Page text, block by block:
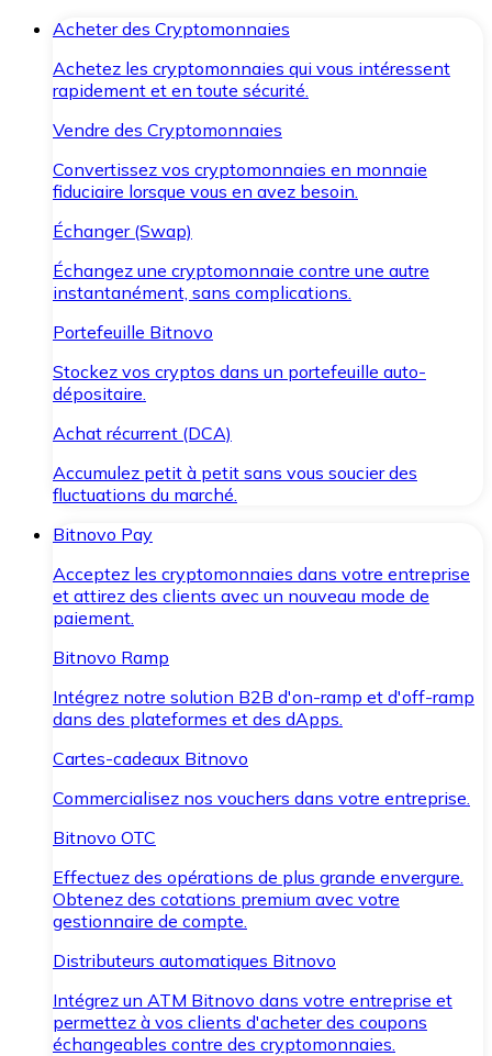
Acheter des Cryptomonnaies
Achetez les cryptomonnaies qui vous intéressent
rapidement et en toute sécurité.
Vendre des Cryptomonnaies
Convertissez vos cryptomonnaies en monnaie
fiduciaire lorsque vous en avez besoin.
Échanger (Swap)
Échangez une cryptomonnaie contre une autre
instantanément, sans complications.
Portefeuille Bitnovo
Stockez vos cryptos dans un portefeuille auto-
dépositaire.
Achat récurrent (DCA)
Accumulez petit à petit sans vous soucier des
fluctuations du marché.
Bitnovo Pay
Acceptez les cryptomonnaies dans votre entreprise
et attirez des clients avec un nouveau mode de
paiement.
Bitnovo Ramp
Intégrez notre solution B2B d'on-ramp et d'off-ramp
dans des plateformes et des dApps.
Cartes-cadeaux Bitnovo
Commercialisez nos vouchers dans votre entreprise.
Bitnovo OTC
Effectuez des opérations de plus grande envergure.
Obtenez des cotations premium avec votre
gestionnaire de compte.
Distributeurs automatiques Bitnovo
Intégrez un ATM Bitnovo dans votre entreprise et
permettez à vos clients d'acheter des coupons
échangeables contre des cryptomonnaies.